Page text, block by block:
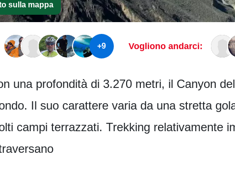
sulla mappa
+9 Vogliono andarci:
una profondità di 3.270 metri, il Canyon
Il suo carattere varia da una stretta
campi terrazzati. Trekking relativamente